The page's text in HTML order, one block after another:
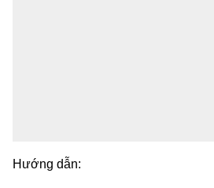
Hướng dẫn: